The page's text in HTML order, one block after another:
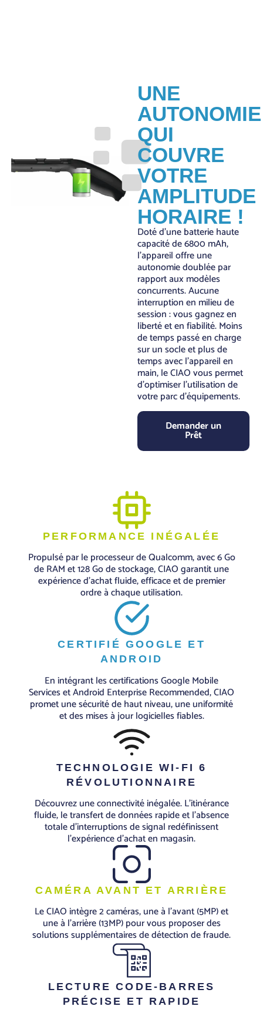
UNE
AUTONOMIE
QUI
COUVRE
VOTRE
AMPLITUDE
HORAIRE !
Doté d’une batterie haute
capacité de 6800 mAh,
l’appareil offre une
autonomie doublée par
rapport aux modèles
concurrents. Aucune
interruption en milieu de
session : vous gagnez en
liberté et en fiabilité. Moins
de temps passé en charge
sur un socle et plus de
temps avec l’appareil en
main, le CIAO vous permet
d’optimiser l’utilisation de
votre parc d’équipements.
Demander un
Prêt
PERFORMANCE INÉGALÉE
Propulsé par le processeur de Qualcomm, avec 6 Go
de RAM et 128 Go de stockage, CIAO garantit une
expérience d'achat fluide, efficace et de premier
ordre à chaque utilisation.
CERTIFIÉ GOOGLE ET
ANDROID
En intégrant les certifications Google Mobile
Services et Android Enterprise Recommended, CIAO
promet une sécurité de haut niveau, une uniformité
et des mises à jour logicielles fiables.
TECHNOLOGIE WI-FI 6
RÉVOLUTIONNAIRE
Découvrez une connectivité inégalée. L'itinérance
fluide, le transfert de données rapide et l'absence
totale d'interruptions de signal redéfinissent
l'expérience d'achat en magasin.
CAMÉRA AVANT ET ARRIÈRE
Le CIAO intègre 2 caméras, une à l’avant (5MP) et
une à l’arrière (13MP) pour vous proposer des
solutions supplémentaires de détection de fraude.
LECTURE CODE-BARRES
PRÉCISE ET RAPIDE